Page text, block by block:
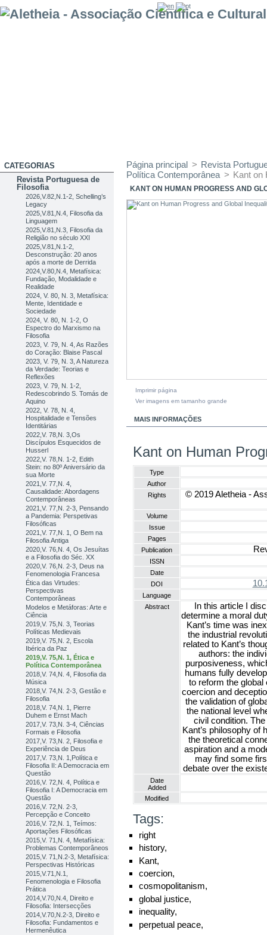
CATEGORIAS
Revista Portuguesa de
Filosofia
2026,V.82,N.1-2, Schelling’s
Legacy
2025,V.81,N.4, Filosofia da
Linguagem
2025,V.81,N.3, Filosofia da
Religião no século XXI
2025,V.81,N.1-2,
Desconstrução: 20 anos
após a morte de Derrida
2024,V.80,N.4, Metafísica:
Fundação, Modalidade e
Realidade
2024, V. 80, N. 3, Metafísica:
Mente, Identidade e
Sociedade
2024, V. 80, N. 1-2, O
Espectro do Marxismo na
Filosofia
2023, V. 79, N. 4, As Razões
do Coração: Blaise Pascal
2023, V. 79, N. 3, A Natureza
da Verdade: Teorias e
Reflexões
2023, V. 79, N. 1-2,
Redescobrindo S. Tomás de
Aquino
2022, V. 78, N. 4,
Hospitalidade e Tensões
Identitárias
2022,V. 78,N. 3,Os
Discípulos Esquecidos de
Husserl
2022,V. 78,N. 1-2, Edith
Stein: no 80º Aniversário da
sua Morte
2021,V. 77,N. 4,
Causalidade: Abordagens
Contemporâneas
2021,V. 77,N. 2-3, Pensando
a Pandemia: Perspetivas
Filosóficas
2021,V. 77,N. 1, O Bem na
Filosofia Antiga
2020,V. 76,N. 4, Os Jesuítas
e a Filosofia do Séc. XX
2020,V. 76,N. 2-3, Deus na
Fenomenologia Francesa
Ética das Virtudes:
Perspectivas
Contemporâneas
Modelos e Metáforas: Arte e
Ciência
2019,V. 75,N. 3, Teorias
Políticas Medievais
2019,V. 75,N. 2, Escola
Ibérica da Paz
2019,V. 75,N. 1, Ética e
Política Contemporânea
2018,V. 74,N. 4, Filosofia da
Música
2018,V. 74,N. 2-3, Gestão e
Filosofia
2018,V. 74,N. 1, Pierre
Duhem e Ernst Mach
2017,V. 73,N. 3-4, Ciências
Formais e Filosofia
2017,V. 73,N. 2, Filosofia e
Experiência de Deus
2017,V. 73,N. 1,Política e
Filosofia II: A Democracia em
Questão
2016,V. 72,N. 4, Política e
Filosofia I: A Democracia em
Questão
2016,V. 72,N. 2-3,
Percepção e Conceito
2016,V. 72,N. 1, Teímos:
Aportações Filosóficas
2015,V. 71,N. 4, Metafísica:
Problemas Contemporâneos
2015,V. 71,N.2-3, Metafísica:
Perspectivas Históricas
2015,V.71,N.1,
Fenomenologia e Filosofia
Prática
2014,V.70,N.4, Direito e
Filosofia: Intersecções
2014,V.70,N.2-3, Direito e
Filosofia: Fundamentos e
Hermenêutica
Página principal > Revista
Política Contemporânea > Kant on
KANT ON HUMAN PROGRESS AND
Imprimir página
Ver imagens em tamanho grande
MAIS INFORMAÇÕES
Kant on Human
Type
Author
Rights
© 2019 Aletheia -
Volume
Issue
Pages
Publication
ISSN
Date
DOI
Language
Abstract
In this article I
determine a moral
Kant’s time was
the industrial
related to Kant’s
authors: the
purposiveness,
humans fully
to reform the
coercion and
the validation of
the national level
civil condition.
Kant’s philosophy of
the theoretical
aspiration and a
may find some
debate over the
Date
Added
Modified
Tags:
right
history,
Kant,
coercion,
cosmopolitanism,
global justice,
inequality,
perpetual peace,